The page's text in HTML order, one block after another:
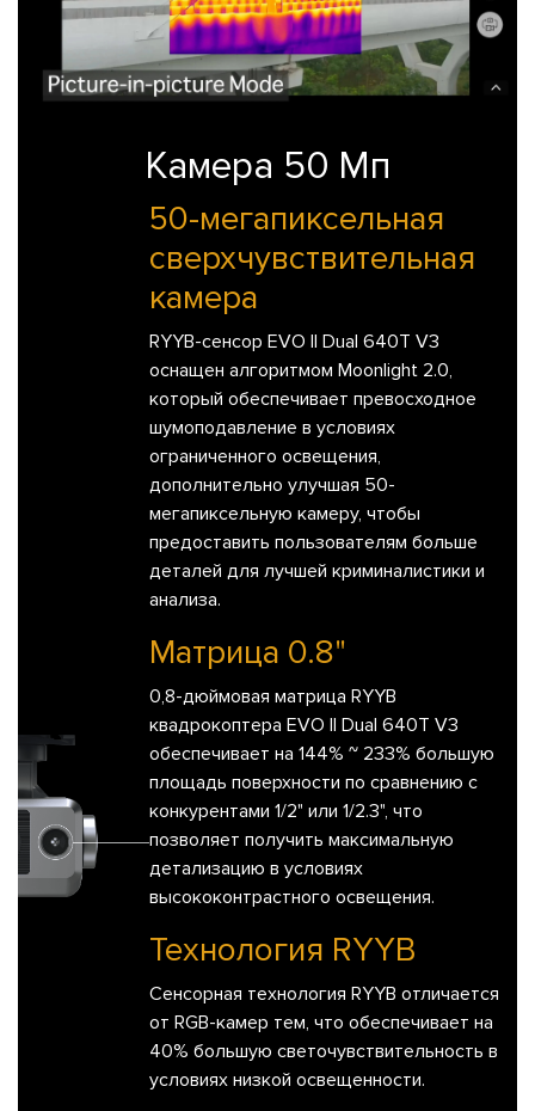
Камера 50 Мп
50-мегапиксельная
сверхчувствительная
камера
RYYB-сенсор EVO II Dual 640T V3
оснащен алгоритмом Moonlight 2.0,
который обеспечивает превосходное
шумоподавление в условиях
ограниченного освещения,
дополнительно улучшая 50-
мегапиксельную камеру, чтобы
предоставить пользователям больше
деталей для лучшей криминалистики и
анализа.
Матрица 0.8"
0,8-дюймовая матрица RYYB
квадрокоптера EVO II Dual 640T V3
обеспечивает на 144% ~ 233% большую
площадь поверхности по сравнению с
конкурентами 1/2" или 1/2.3", что
позволяет получить максимальную
детализацию в условиях
высококонтрастного освещения.
Технология RYYB
Сенсорная технология RYYB отличается
от RGB-камер тем, что обеспечивает на
40% большую светочувствительность в
условиях низкой освещенности.